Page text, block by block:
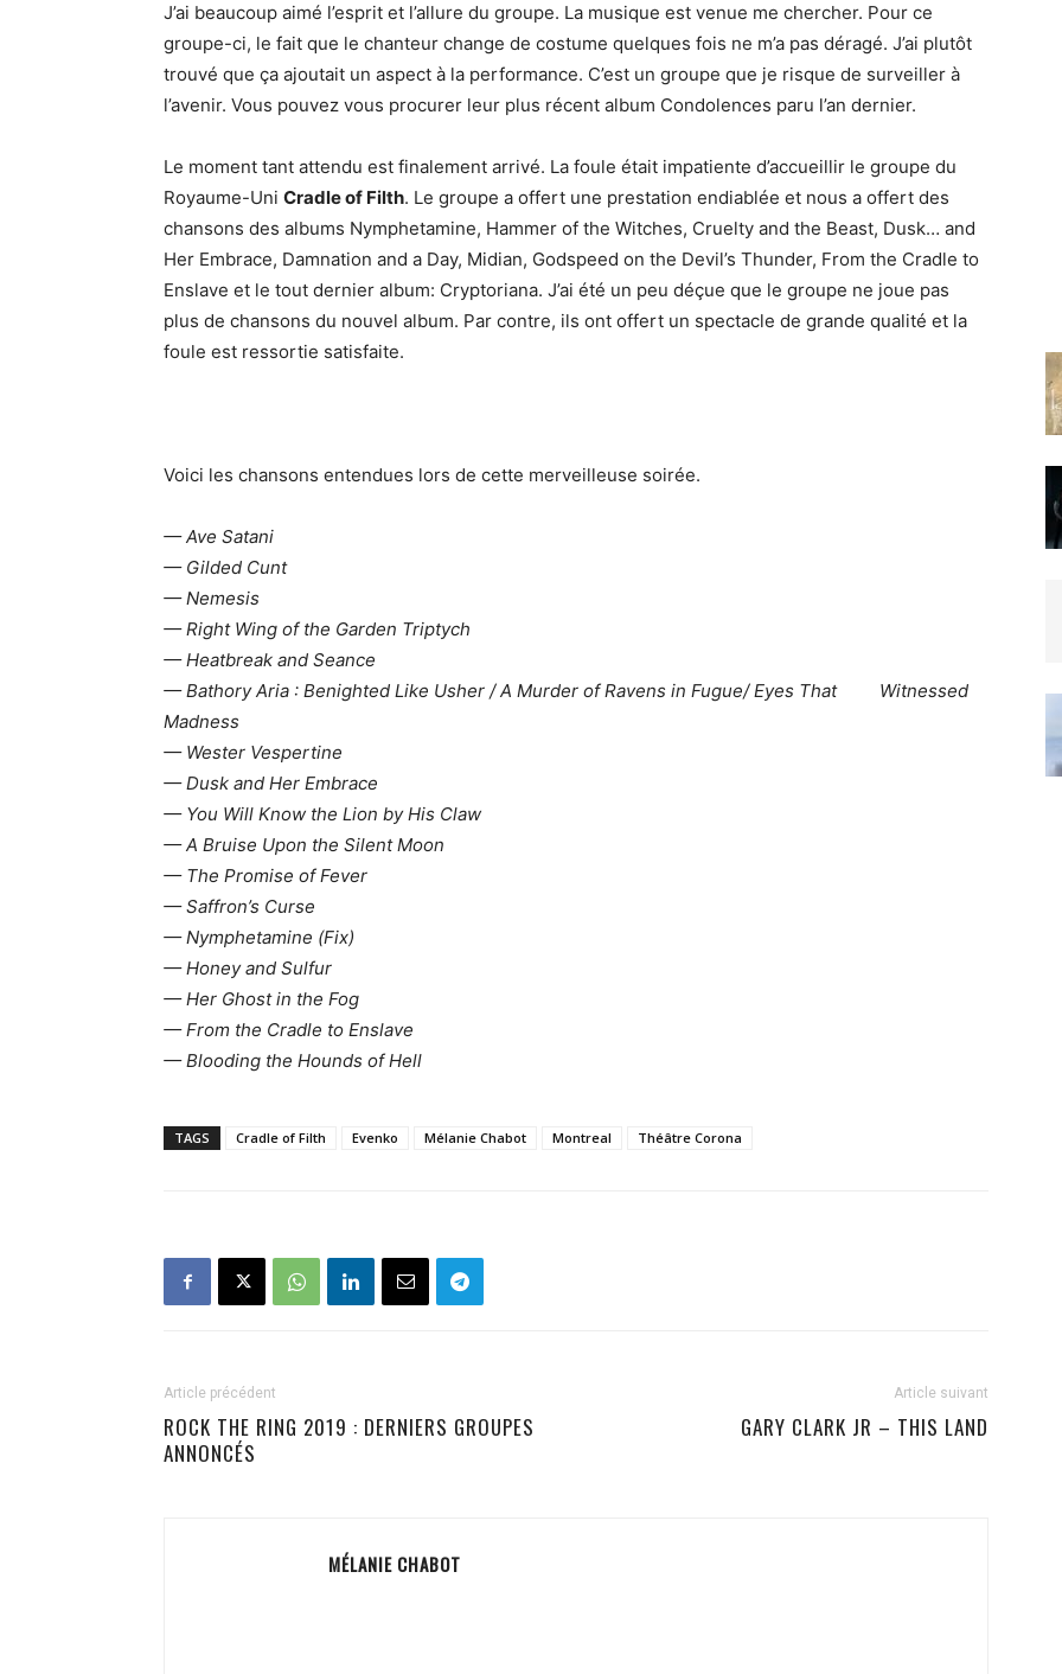
J’ai beaucoup aimé l’esprit et l’allure du groupe. La musique est venue me chercher. Pour ce
groupe-ci, le fait que le chanteur change de costume quelques fois ne m’a pas déragé. J’ai plutôt
trouvé que ça ajoutait un aspect à la performance. C’est un groupe que je risque de surveiller à
l’avenir. Vous pouvez vous procurer leur plus récent album Condolences paru l’an dernier.
Le moment tant attendu est finalement arrivé. La foule était impatiente d’accueillir le groupe du
Royaume-Uni Cradle of Filth. Le groupe a offert une prestation endiablée et nous a offert des
chansons des albums Nymphetamine, Hammer of the Witches, Cruelty and the Beast, Dusk… and
Her Embrace, Damnation and a Day, Midian, Godspeed on the Devil’s Thunder, From the Cradle to
Enslave et le tout dernier album: Cryptoriana. J’ai été un peu déçue que le groupe ne joue pas
plus de chansons du nouvel album. Par contre, ils ont offert un spectacle de grande qualité et la
foule est ressortie satisfaite.
Voici les chansons entendues lors de cette merveilleuse soirée.
— Ave Satani
— Gilded Cunt
— Nemesis
— Right Wing of the Garden Triptych
— Heatbreak and Seance
— Bathory Aria : Benighted Like Usher / A Murder of Ravens in Fugue/ Eyes That Witnessed
Madness
— Wester Vespertine
— Dusk and Her Embrace
— You Will Know the Lion by His Claw
— A Bruise Upon the Silent Moon
— The Promise of Fever
— Saffron’s Curse
— Nymphetamine (Fix)
— Honey and Sulfur
— Her Ghost in the Fog
— From the Cradle to Enslave
— Blooding the Hounds of Hell
TAGS Cradle of Filth Evenko Mélanie Chabot Montreal Théâtre Corona
Article précédent
ROCK THE RING 2019 : DERNIERS GROUPES
ANNONCÉS
Article suivant
GARY CLARK JR – THIS LAND
MÉLANIE CHABOT